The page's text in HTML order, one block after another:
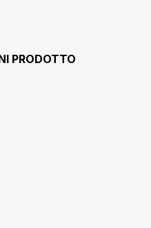
PRODOTTO